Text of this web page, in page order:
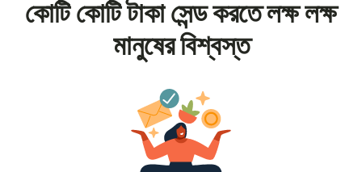
কোটি কোটি টাকা সেন্ড করতে লক্ষ লক্ষ
মানুষের বিশ্বস্ত